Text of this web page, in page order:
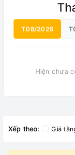
T08/2026
Hiện chưa
Xếp theo: Giá